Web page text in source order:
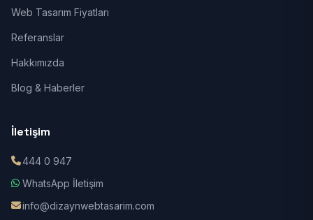
Web Tasarım Fiyatları
Referanslar
Hakkımızda
Blog & Haberler
İletişim
444 0 947
WhatsApp İletişim
info@dizaynwebtasarim.com